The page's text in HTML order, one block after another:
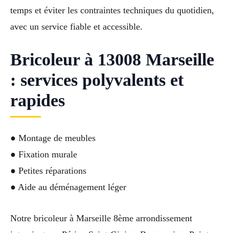
temps et éviter les contraintes techniques du quotidien,
avec un service fiable et accessible.
Bricoleur à 13008 Marseille
: services polyvalents et
rapides
● Montage de meubles
● Fixation murale
● Petites réparations
● Aide au déménagement léger
Notre bricoleur à Marseille 8ème arrondissement